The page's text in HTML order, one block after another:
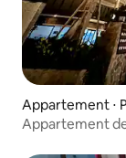
Appartement ⋅
Appartement de